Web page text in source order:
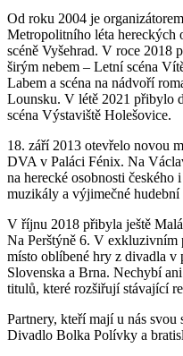
Od roku 2004 je
Metropolitního léta hereckých
scéně Vyšehrad. V roce 2018
širým nebem – Letní scéna
Labem a scéna na nádvoří
Lounsku. V létě 2021 přibylo
scéna Výstaviště Holešovice.
18. září 2013 otevřelo novou
DVA v Paláci Fénix. Na
na herecké osobnosti
muzikály a výjimečné
V říjnu 2018 přibyla ještě
Na Perštýně 6. V exkluzivním
místo oblíbené hry z divadla v
Slovenska a Brna. Nechybí
titulů, které rozšiřují stávající
Partnery, kteří mají u nás svou
Divadlo Bolka Polívky a